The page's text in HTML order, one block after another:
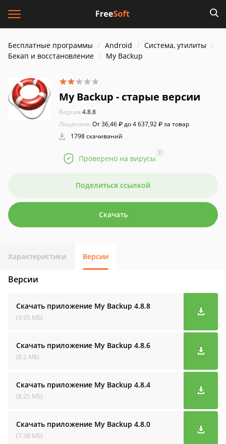
Бесплатные программы Android
Система, утилиты
Бекап и восстановление
My Backup
My Backup - старые версии
Версия:4.8.8
Лицензия: От 36,46 ₽ до 4 637,92 ₽ за товар
1798 скачиваний
Проверено на вирусы
?
Поделиться ссылкой
Скачать
Характеристики Версии
Версии
Скачать приложение My Backup 4.8.8
(9.95 МБ)
Скачать приложение My Backup 4.8.6
(8.2 МБ)
Скачать приложение My Backup 4.8.4
(8.25 МБ)
Скачать приложение My Backup 4.8.0
(7.38 МБ)